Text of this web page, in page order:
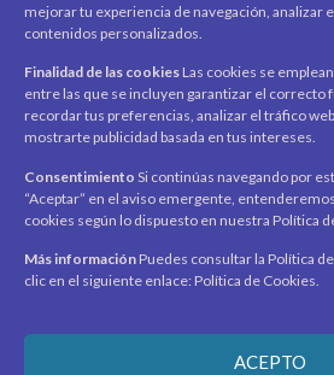
mejorar tu experiencia de navegación, analizar
contenidos personalizados.
Finalidad de las cookies Las cookies se
entre las que se incluyen garantizar el correcto
recordar tus preferencias, analizar el tráfico
mostrarte publicidad basada en tus intereses.
Consentimiento Si continúas navegando por
“Aceptar” en el aviso emergente,
cookies según lo dispuesto en nuestra Política
Más información Puedes consultar la Política
clic en el siguiente enlace: Política de Cookies.
ACEPTO
Mi cuenta
Productos / Servicios
Asociados
Acerca deContactoNoticias
SÍGUENOS
Encuéntranos en redes sociales y
novedades y promociones.
Recibe novedades y promociones